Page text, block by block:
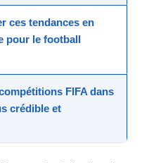
ces tendances en
pour le football
FIFA dans
crédible et